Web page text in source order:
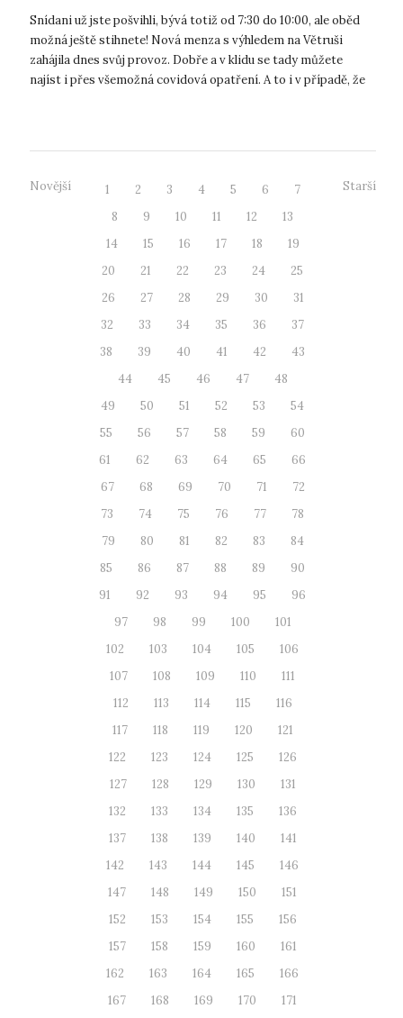
Snídani už jste pošvihli, bývá totiž od 7:30 do 10:00, ale oběd
možná ještě stihnete! Nová menza s výhledem na Větruši
zahájila dnes svůj provoz. Dobře a v klidu se tady můžete
najíst i přes všemožná covidová opatření. A to i v případě, že
Novější 1 2 3 4 5 6
7
8
9 10 11 12
13
14
15 16 17 18
19
20
21 22 23 24
25
26
27 28 29 30
31
32
33 34 35 36
37
38
39 40 41 42
43
44
45 46 47
48
49
50 51 52 53
54
55
56 57 58 59
60
61
62 63 64 65
66
67
68 69 70 71
72
73
74 75 76 77
78
79
80 81 82 83
84
85
86 87 88 89
90
91
92 93 94 95
96
97
98 99 100
101
102
103 104 105
106
107
108 109 110
111
112
113 114 115
116
117
118 119 120
121
122
123 124 125
126
127
128 129 130
131
132
133 134 135
136
137
138 139 140
141
142
143 144 145
146
147
148 149 150
151
152
153 154 155
156
157
158 159 160
161
162
163 164 165
166
167
168 169 170
171
Starší